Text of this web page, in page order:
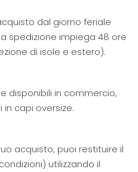
dal giorno feriale
spedizione impiega 48 ore
di isole e estero).
disponibili in commercio,
in capi oversize.
acquisto, puoi restituire il
utilizzando il